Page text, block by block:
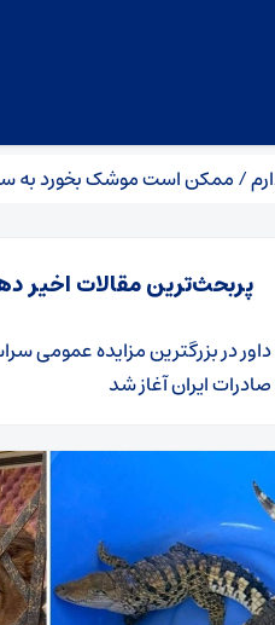
موشک بخورد به سر من!
پربحث‌ترین مقالات اخیر
داوردر​بزرگترین مزایده عمومی
صادرات ایران آغاز شد